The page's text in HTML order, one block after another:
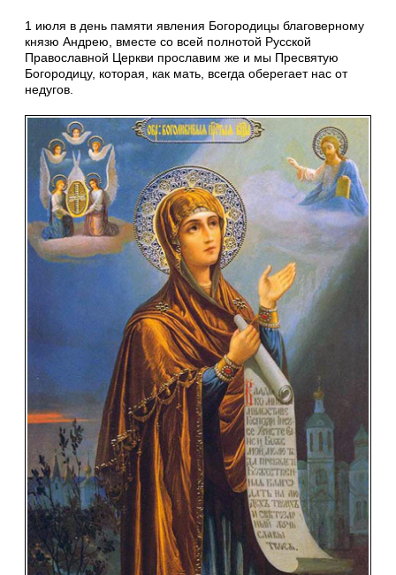
1 июля в день памяти явления Богородицы благоверному
князю Андрею, вместе со всей полнотой Русской
Православной Церкви прославим же и мы Пресвятую
Богородицу, которая, как мать, всегда оберегает нас от
недугов.